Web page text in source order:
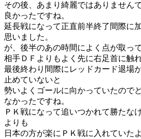
その後、あまり綺麗ではありません
良かったですね。
延長戦になって正直前半終了間際に
思いました。
が、後半のあの時間によく点が取っ
相手ＤＦよりもよく先に右足首に触
最後終わり間際にレッドカード退場
止めていないと
勢いよくゴールに向かっていたので
なかったですね。
ＰＫ戦になって追いつかれて勝たな
よりも
日本の方が楽にＰＫ戦に入れていた